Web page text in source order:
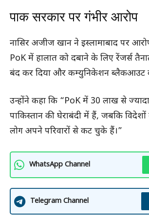
पाक सरकार पर गंभीर आरोप
नासिर अजीज खान ने इस्लामाबाद पर
PoK में हालात को दबाने के लिए रेंजर्स
बंद कर दिया और कम्युनिकेशन ब्लैकआउट
उन्होंने कहा कि “PoK में 30 लाख से
पाकिस्तान की घेराबंदी में हैं, जबकि
लोग अपने परिवारों से कट चुके हैं।”
WhatsApp Channel
Telegram Channel